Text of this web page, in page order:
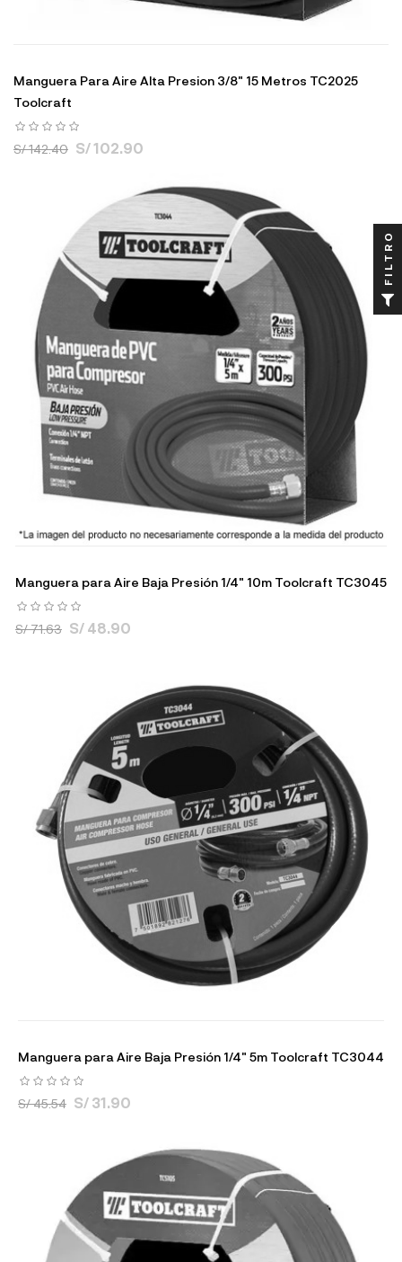
Manguera Para Aire Alta Presion 3/8" 15 Metros TC2025
Toolcraft
S/ 142.40 S/ 102.90
Manguera para Aire Baja Presión 1/4" 10m Toolcraft TC3045
S/ 71.63 S/ 48.90
Manguera para Aire Baja Presión 1/4" 5m Toolcraft TC3044
S/ 45.54 S/ 31.90
FILTRO